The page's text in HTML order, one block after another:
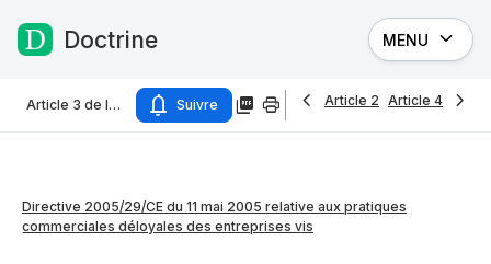
Passer au contenu
Doctrine MENU
Article 3 de la Directive 2005/29/CE du 11 mai 2005 relative aux pratiques commerciales déloyales des entreprises vis Suivre Article 2 Article 4
Directive 2005/29/CE du 11 mai 2005 relative aux pratiques
commerciales déloyales des entreprises vis